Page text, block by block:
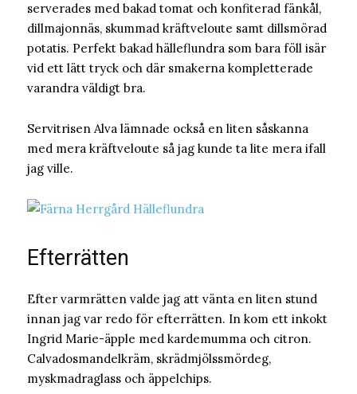
serverades med bakad tomat och konfiterad fänkål,
dillmajonnäs, skummad kräftveloute samt dillsmörad
potatis. Perfekt bakad hälleflundra som bara föll isär
vid ett lätt tryck och där smakerna kompletterade
varandra väldigt bra.
Servitrisen Alva lämnade också en liten såskanna
med mera kräftveloute så jag kunde ta lite mera ifall
jag ville.
Efterrätten
Efter varmrätten valde jag att vänta en liten stund
innan jag var redo för efterrätten. In kom ett inkokt
Ingrid Marie-äpple med kardemumma och citron.
Calvadosmandelkräm, skrädmjölssmördeg,
myskmadraglass och äppelchips.